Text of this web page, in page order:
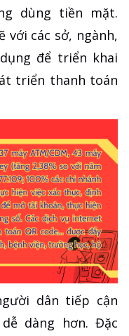
dùng tiền mặt.
các sở, ngành,
để triển khai
triển thanh toán
dân tiếp cận
dàng hơn. Đặc